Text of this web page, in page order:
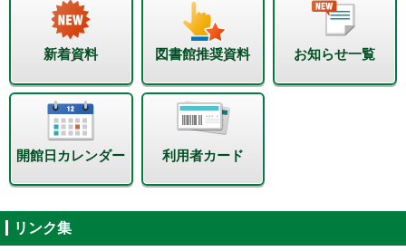
新着資料 図書館推奨資料 お知らせ一覧
開館日カレンダー 利用者カード
リンク集